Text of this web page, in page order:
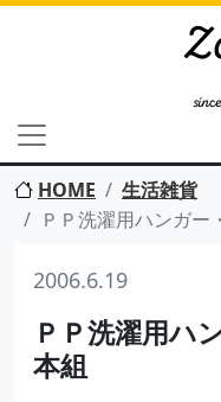
HOME
生活雑貨
ＰＰ洗濯用ハンガー
2006.6.19
ＰＰ洗濯用ハ
本組